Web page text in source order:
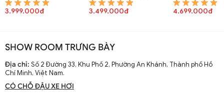
8150A
3.999.000đ
QTT 8148A
3.499.000đ
8146A
4.699.000đ
SHOW ROOM TRƯNG BÀY
Địa chỉ: Số 2 Đường 33, Khu Phố 2, Phường An Khánh, Thành phố Hồ
Chí Minh, Việt Nam.
CÓ CHỖ ĐẬU XE HƠI